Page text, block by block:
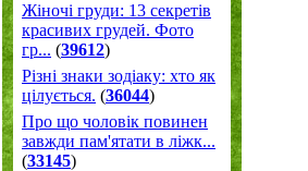
Жіночі груди: 13 секретів
красивих грудей. Фото
гр... (39612)
Різні знаки зодіаку: хто як
цілується. (36044)
Про що чоловік повинен
завжди пам'ятати в ліжк...
(33145)